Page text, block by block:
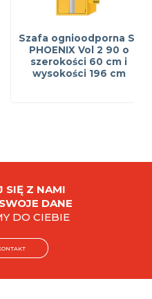
Szafa ognioodporna S-
PHOENIX Vol 2 90 o
szerokości 60 cm i
wysokości 196 cm
SIĘ Z NAMI
DANE
DO CIEBIE